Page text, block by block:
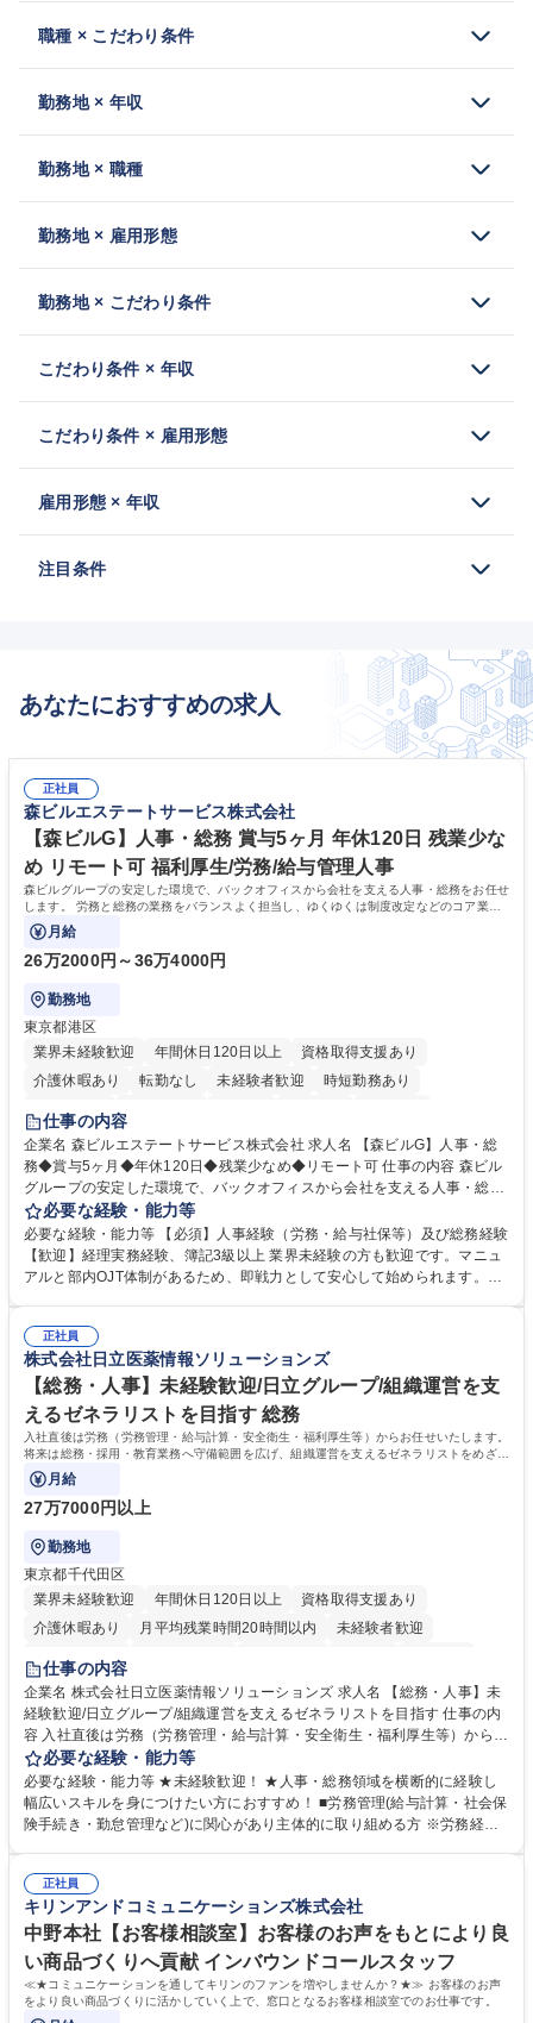
職種 × こだわり条件
勤務地 × 年収
勤務地 × 職種
勤務地 × 雇用形態
勤務地 × こだわり条件
こだわり条件 × 年収
こだわり条件 × 雇用形態
雇用形態 × 年収
注目条件
あなたにおすすめの求人
正社員
森ビルエステートサービス株式会社
【森ビルG】人事・総務 賞与5ヶ月 年休120日 残業少な
め リモート可 福利厚生/労務/給与管理人事
森ビルグループの安定した環境で、バックオフィスから会社を支える人事・総務をお任せ
します。 労務と総務の業務をバランスよく担当し、ゆくゆくは制度改定などのコア業務
にも挑戦できる、やりがいある環境です。
月給
26万2000円～36万4000円
勤務地
東京都港区
業界未経験歓迎
年間休日120日以上
資格取得支援あり
介護休暇あり
転勤なし 未経験者歓迎
時短勤務あり
経験者歓迎
完全週休2日制
交通費支給 長期歓迎 駅近5分以内 土日祝休み
仕事の内容
企業名 森ビルエステートサービス株式会社 求人名 【森ビルG】人事・総
務◆賞与5ヶ月◆年休120日◆残業少なめ◆リモート可 仕事の内容 森ビル
グループの安定した環境で、バックオフィスから会社を支える人事・総務
をお任せします。 労務と総務の業務をバランスよく担当し、ゆくゆくは制
度改定などのコア業務にも挑戦できる、やりがいある環境です。 ■勤怠管
理、給与計算、社会保険手続き、年末調整等の労務管理全般 ■入退社手続
き、社内規定の改定や人事制度改定などのコア業務 ■社内イベントの企画
でも質問・相談できる環境が整っているため、安心して成長できます。 募
集職種 【森ビルG】人事・総務◆賞与5ヶ月◆年休120日◆残業少なめ◆
リモート可
必要な経験・能力等
必要な経験・能力等 【必須】人事経験（労務・給与社保等）及び総務経験
【歓迎】経理実務経験、簿記3級以上 業界未経験の方も歓迎です。マニュ
アルと部内OJT体制があるため、即戦力として安心して始められます。
務に挑戦できるため、自身の成長と組織への貢献度をダイレクトに実感で
きます。 残業少なめ、週1日リモート可など、ワークライフバランスを保
ち長期活躍できる環境です。 「これまでの幅広い経験を活かし、長期的な
キャリアを築きたい」という前向きな意欲と挑戦を全力で応援します。 学
歴・資格 学歴：大学院 大学 高専 短大 専修学校 高校 語学力： 資格：日商
簿記検定1級 日商簿記検定2級 日商簿記検定3級
正社員
株式会社日立医薬情報ソリューションズ
【総務・人事】未経験歓迎/日立グループ/組織運営を支
えるゼネラリストを目指す 総務
入社直後は労務（労務管理・給与計算・安全衛生・福利厚生等）からお任せいたします。
将来は総務・採用・教育業務へ守備範囲を広げ、組織運営を支えるゼネラリストをめざせ
ます。
月給
27万7000円以上
勤務地
東京都千代田区
業界未経験歓迎
年間休日120日以上
資格取得支援あり
介護休暇あり
月平均残業時間20時間以内
未経験者歓迎
住宅手当あり
育休あり
完全週休2日制 交通費支給 土日祝休み 寮・社宅あり
仕事の内容
企業名 株式会社日立医薬情報ソリューションズ 求人名 【総務・人事】未
経験歓迎/日立グループ/組織運営を支えるゼネラリストを目指す 仕事の内
容 入社直後は労務（労務管理・給与計算・安全衛生・福利厚生等）からお
任せいたします。将来は総務・採用・教育業務へ守備範囲を広げ、組織運
営を支えるゼネラリストをめざせます。 ・初期業務：労働時間管理、給与
計算、社会保険対応、福利厚生管理、安全衛生、健康経営推進等をお任せ
します。ご経験に応じて、休職者管理など、幅広く経験を積んでいただき
幅広く経験を積みたい意欲がある方に最適な環境です。 募集職種 【総
務・人事】未経験歓迎/日立グループ/組織運営を支えるゼネラリストを目
指す
必要な経験・能力等
必要な経験・能力等 ★未経験歓迎！ ★人事・総務領域を横断的に経験し
幅広いスキルを身につけたい方におすすめ！ ■労務管理(給与計算・社会保
険手続き・勤怠管理など)に関心があり主体的に取り組める方 ※労務経験
のご経験 ■労務管理（給与計算・社会保険手続き・勤怠管理など）の経験
■衛生管理者の資格をお持ちの方 学歴・資格 学歴：大学院 大学 高専 短大
専修学校 高校 語学力： 資格：
正社員
キリンアンドコミュニケーションズ株式会社
中野本社【お客様相談室】お客様のお声をもとにより良
い商品づくりへ貢献 インバウンドコールスタッフ
≪★コミュニケーションを通してキリンのファンを増やしませんか？★≫ お客様のお声
をより良い商品づくりに活かしていく上で、窓口となるお客様相談室でのお仕事です。